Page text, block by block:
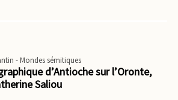
- Mondes sémitiques
d’Antioche sur l’Oronte,
Saliou